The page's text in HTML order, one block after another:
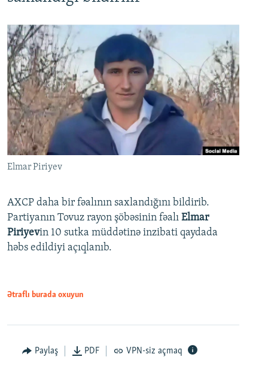
Elmar Piriyev
AXCP daha bir fəalının saxlandığını bildirib.
Partiyanın Tovuz rayon şöbəsinin fəalı Elmar
Piriyevin 10 sutka müddətinə inzibati qaydada
həbs edildiyi açıqlanıb.
Ətraflı burada oxuyun
Paylaş PDF VPN-siz açmaq